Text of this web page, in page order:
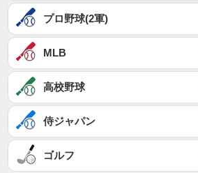
プロ野球(2軍)
MLB
高校野球
侍ジャパン
ゴルフ